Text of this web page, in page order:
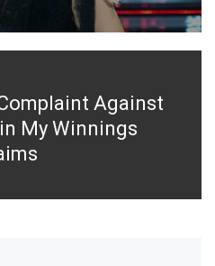
Against
My Winnings